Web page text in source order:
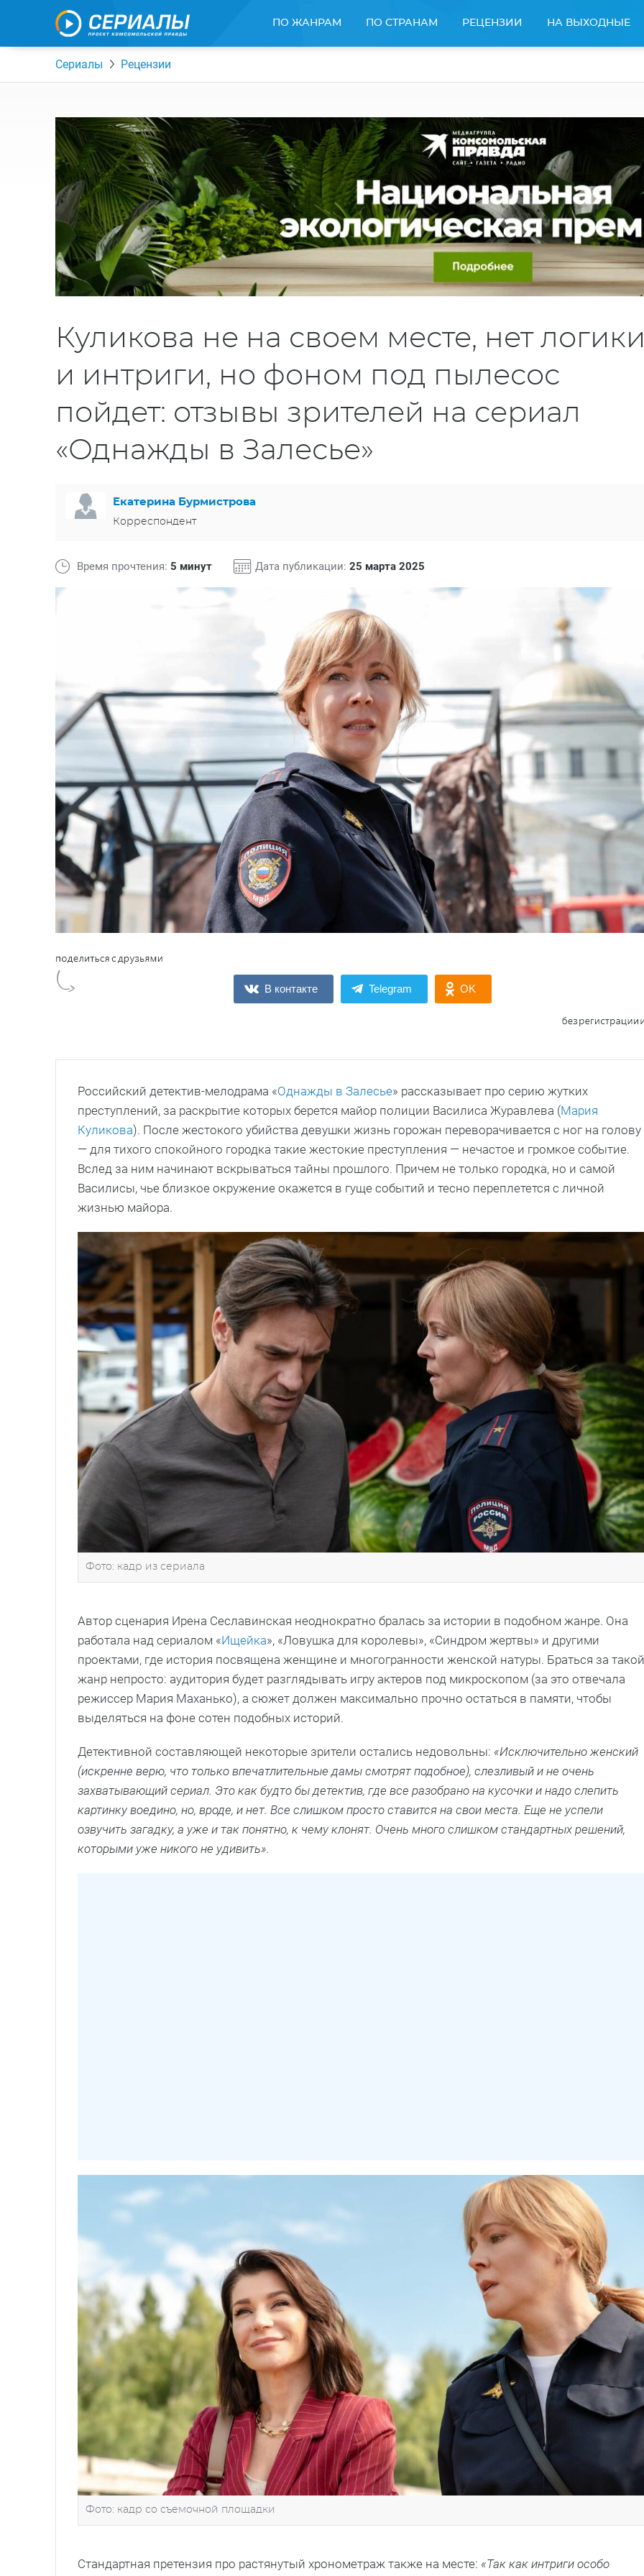
ПО ЖАНРАМ ПО СТРАНАМ РЕЦЕНЗИИ НА ВЫХОДНЫЕ
Сериалы Рецензии
Куликова не на своем месте, нет
и интриги, но фоном под пылесос
пойдет: отзывы зрителей на сериал
«Однажды в Залесье»
Екатерина Бурмистрова
Корреспондент
Время прочтения: 5 минут Дата публикации: 25 марта 2025
В контакте Telegram OK
Российский детектив-мелодрама «Однажды в Залесье» рассказывает про серию жутких
преступлений, за раскрытие которых берется майор полиции Василиса Журавлева (Мария
Куликова). После жестокого убийства девушки жизнь горожан переворачивается с ног на голову
— для тихого спокойного городка такие жестокие преступления — нечастое и громкое событие.
Вслед за ним начинают вскрываться тайны прошлого. Причем не только городка, но и самой
Василисы, чье близкое окружение окажется в гуще событий и тесно переплетется с личной
жизнью майора.
Фото: кадр из сериала
Автор сценария Ирена Сеславинская неоднократно бралась за истории в подобном жанре. Она
работала над сериалом «Ищейка», «Ловушка для королевы», «Синдром жертвы» и другими
проектами, где история посвящена женщине и многогранности женской натуры. Браться за такой
жанр непросто: аудитория будет разглядывать игру актеров под микроскопом (за это отвечала
режиссер Мария Маханько), а сюжет должен максимально прочно остаться в памяти, чтобы
выделяться на фоне сотен подобных историй.
Детективной составляющей некоторые зрители остались недовольны: «Исключительно женский
(искренне верю, что только впечатлительные дамы смотрят подобное), слезливый и не очень
захватывающий сериал. Это как будто бы детектив, где все разобрано на кусочки и надо слепить
картинку воедино, но, вроде, и нет. Все слишком просто ставится на свои места. Еще не успели
озвучить загадку, а уже и так понятно, к чему клонят. Очень много слишком стандартных решений,
которыми уже никого не удивить».
Фото: кадр со съемочной площадки
Стандартная претензия про растянутый хронометраж также на месте: «Так как интриги особо